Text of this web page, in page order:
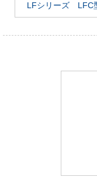
LFシリーズ LFC